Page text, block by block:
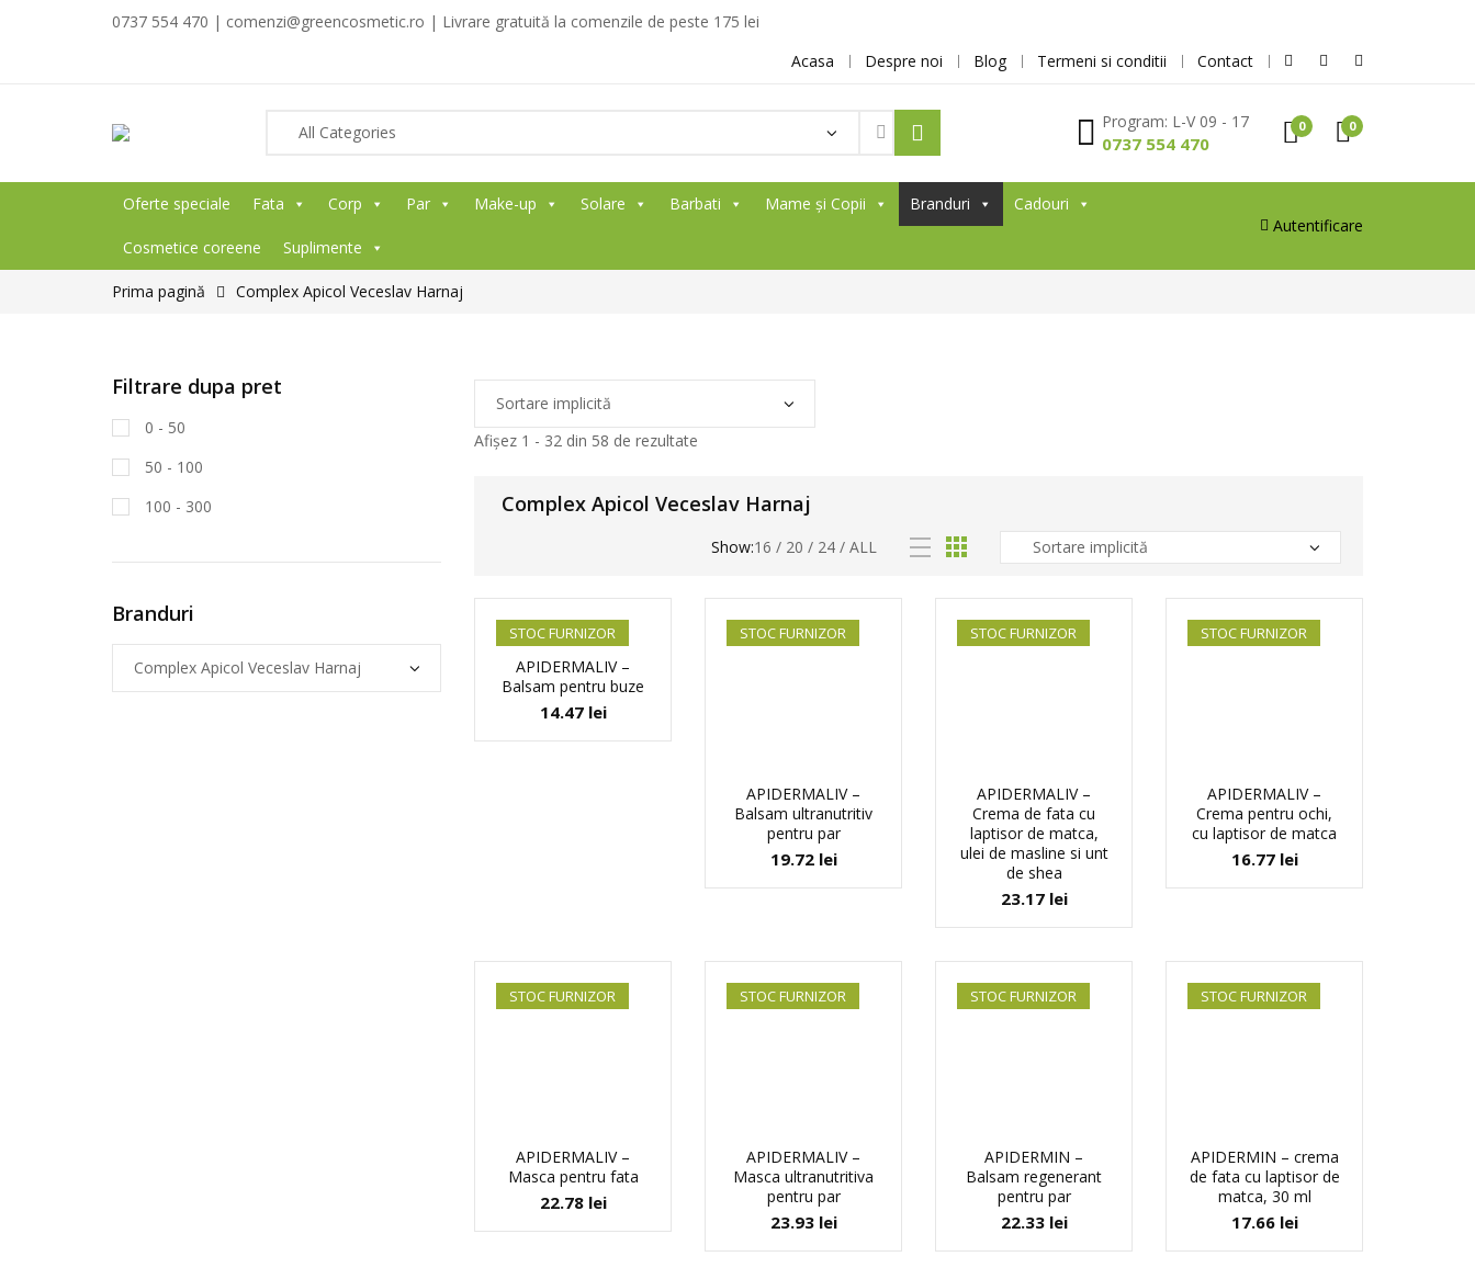
0737 554 470 | comenzi@greencosmetic.ro | Livrare gratuită la comenzile de peste 175 lei
Acasa
Despre noi Blog Termeni si conditii Contact
Program: L-V 09 - 17
0737 554 470
0 0
Oferte speciale Fata Corp Par Make-up Solare Barbati Mame și Copii Branduri Cadouri
Cosmetice coreene Suplimente
Autentificare
Prima pagină Complex Apicol Veceslav Harnaj
Afișez 1 - 32 din 58 de rezultate
Complex Apicol Veceslav Harnaj
Show:16 / 20 / 24 / ALL
STOC FURNIZOR
APIDERMALIV –
Balsam pentru buze
14.47 lei
STOC FURNIZOR
APIDERMALIV –
Balsam ultranutritiv
pentru par
19.72 lei
STOC FURNIZOR
APIDERMALIV –
Crema de fata cu
laptisor de matca,
ulei de masline si unt
de shea
23.17 lei
STOC FURNIZOR
APIDERMALIV –
Crema pentru ochi,
cu laptisor de matca
16.77 lei
STOC FURNIZOR
APIDERMALIV –
Masca pentru fata
22.78 lei
STOC FURNIZOR
APIDERMALIV –
Masca ultranutritiva
pentru par
23.93 lei
STOC FURNIZOR
APIDERMIN –
Balsam regenerant
pentru par
22.33 lei
STOC FURNIZOR
APIDERMIN – crema
de fata cu laptisor de
matca, 30 ml
17.66 lei
Filtrare dupa pret
0 - 50
50 - 100
100 - 300
Branduri